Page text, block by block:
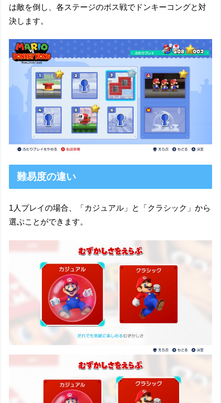
は敵を倒し、各ステージのボス戦でドンキーコングと対
決します。
難易度の違い
1人プレイの場合、「カジュアル」と「クラシック」から
選ぶことができます。